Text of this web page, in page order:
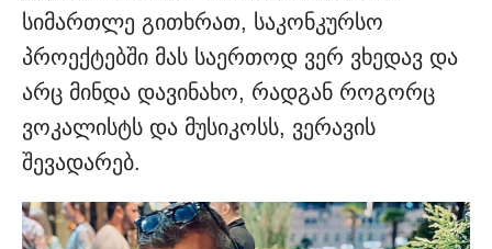
სიმართლე გითხრათ, საკონკურსო
პროექტებში მას საერთოდ ვერ ვხედავ და
არც მინდა დავინახო, რადგან როგორც
ვოკალისტს და მუსიკოსს, ვერავის
შევადარებ.